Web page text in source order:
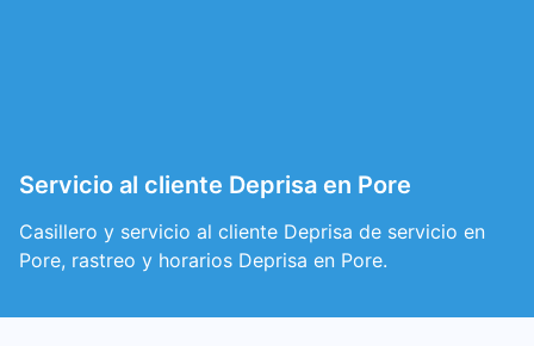
Servicio al cliente Deprisa en Pore
Casillero y servicio al cliente Deprisa de servicio en
Pore, rastreo y horarios Deprisa en Pore.